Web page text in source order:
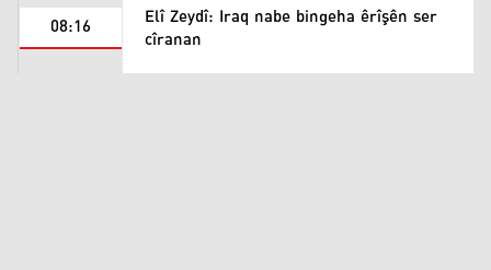
08:16 Elî Zeydî: Iraq nabe bingeha êrîşên ser
cîranan